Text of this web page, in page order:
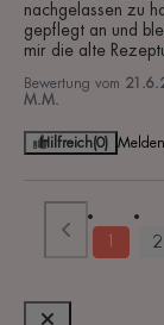
nachgelassen zu
gepflegt an und
mir die alte
Bewertung vom
M.M.
Hilfreich(0) Melden
2